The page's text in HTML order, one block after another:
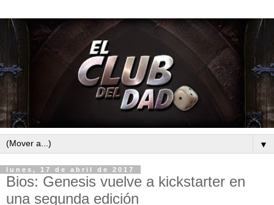
▼
lunes, 17 de abril de 2017
Bios: Genesis vuelve a kickstarter en
una segunda edición